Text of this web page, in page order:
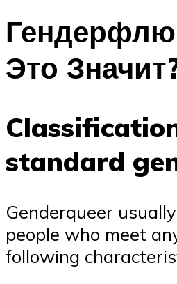
Это
standard
Genderqueer
people who meet
following